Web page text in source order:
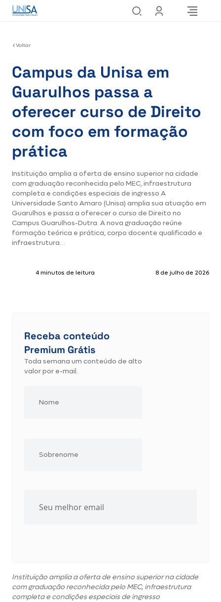
Voltar
Campus da Unisa em
Guarulhos passa a
oferecer curso de Direito
com foco em formação
prática
Instituição amplia a oferta de ensino superior na cidade
com graduação reconhecida pelo MEC, infraestrutura
completa e condições especiais de ingresso A
Universidade Santo Amaro (Unisa) amplia sua atuação em
Guarulhos e passa a oferecer o curso de Direito no
Campus Guarulhos-Dutra. A nova graduação reúne
formação teórica e prática, corpo docente qualificado e
infraestrutura…
4 minutos de leitura 8 de julho de 2026
Instituição amplia a oferta de ensino superior na cidade
com graduação reconhecida pelo MEC, infraestrutura
completa e condições especiais de ingresso
Receba conteúdo
Premium Grátis
Toda semana um conteúdo de alto
valor por e-mail.